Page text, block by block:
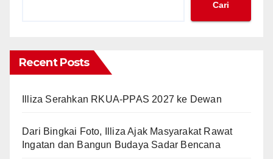
Cari
Recent Posts
Illiza Serahkan RKUA-PPAS 2027 ke Dewan
Dari Bingkai Foto, Illiza Ajak Masyarakat Rawat
Ingatan dan Bangun Budaya Sadar Bencana